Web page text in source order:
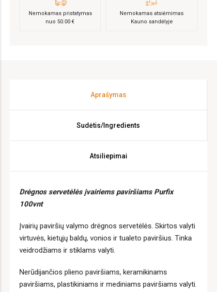
Nemokamas pristatymas
nuo 50.00 €
Nemokamas atsiėmimas
Kauno sandėlyje
Aprašymas
Sudėtis/Ingredients
Atsiliepimai
Drėgnos servetėlės įvairiems paviršiams Purfix
100vnt
Įvairių paviršių valymo drėgnos servetėlės. Skirtos valyti
virtuvės, kietųjų baldų, vonios ir tualeto paviršius. Tinka
veidrodžiams ir stiklams valyti.
Nerūdijančios plieno paviršiams, keramikinams
paviršiams, plastikiniams ir mediniams paviršiams valyti.